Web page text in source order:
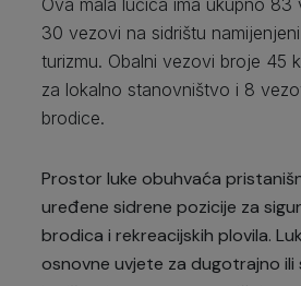
Ova mala lučica ima ukupno 83
30 vezovi na sidrištu
turizmu. Obalni vezovi broje 45
za lokalno stanovništvo i 8
brodice.
Prostor luke obuhvaća
uređene sidrene pozicije za
brodica i rekreacijskih plovila.
osnovne uvjete za dugotrajno ili